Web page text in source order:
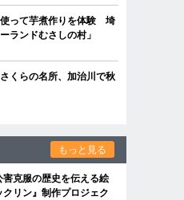
って芋煮作りを体験 埼
ランドむさしの村」
くらの名所、加治川で秋
もっと見る
害克服の歴史を伝える絵
クリン』制作プロジェク